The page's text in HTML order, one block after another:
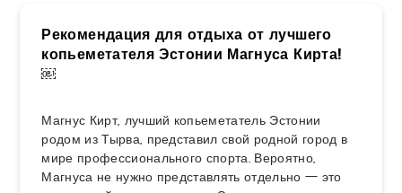
Рекомендация для отдыха от лучшего
копьеметателя Эстонии Магнуса Кирта!
￼
Магнус Кирт, лучший копьеметатель Эстонии
родом из Тырва, представил свой родной город в
мире профессионального спорта. Вероятно,
Магнуса не нужно представлять отдельно — это